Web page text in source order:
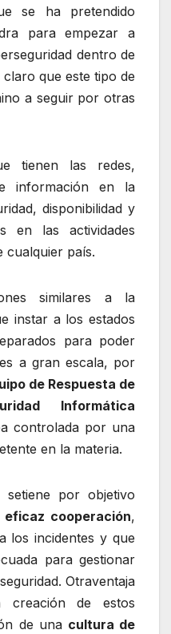
se ha pretendido
para empezar a
dentro de
que este tipo de
a seguir por otras
tienen las redes,
información en la
disponibilidad y
en las actividades
cualquier país.
similares a la
instar a los estados
para poder
a gran escala, por
de Respuesta de
Informática
controlada por una
en la materia.
setiene por objetivo
eficaz cooperación,
los incidentes y que
para gestionar
Otraventaja
de estos
de una cultura de